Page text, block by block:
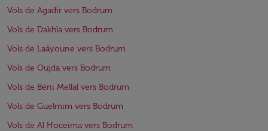
Vols de Agadir vers Bodrum
Vols de Dakhla vers Bodrum
Vols de Laâyoune vers Bodrum
Vols de Oujda vers Bodrum
Vols de Béni Mellal vers Bodrum
Vols de Guelmim vers Bodrum
Vols de Al Hoceïma vers Bodrum